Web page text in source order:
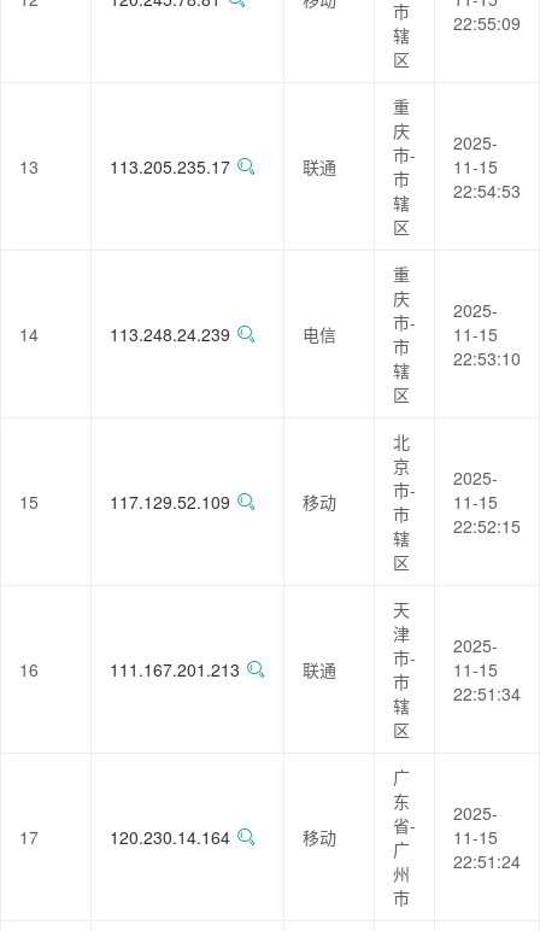
市
辖
区
22:55:09
13 113.205.235.17 联通
重
庆
市-
市
辖
区
2025-
11-15
22:54:53
14 113.248.24.239 电信
重
庆
市-
市
辖
区
2025-
11-15
22:53:10
15 117.129.52.109 移动
北
京
市-
市
辖
区
2025-
11-15
22:52:15
16 111.167.201.213 联通
天
津
市-
市
辖
区
2025-
11-15
22:51:34
17 120.230.14.164 移动
广
东
省-
广
州
市
2025-
11-15
22:51:24